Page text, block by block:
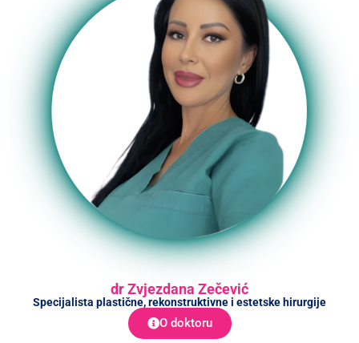
dr Zvjezdana Zečević
Specijalista plastične, rekonstruktivne i estetske hirurgije
O doktoru